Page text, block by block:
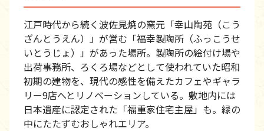
江戸時代から続く波佐見焼の窯元「幸山陶苑（こう
ざんとうえん）」が営む「福幸製陶所（ふっこうせ
いとうじょ）」があった場所。製陶所の絵付け場や
出荷事務所、ろくろ場などとして使われていた昭和
初期の建物を、現代の感性を備えたカフェやギャラ
リー9店へとリノベーションしている。敷地内には
日本遺産に認定された「福重家住宅主屋」も。緑の
中にたたずむおしゃれエリア。